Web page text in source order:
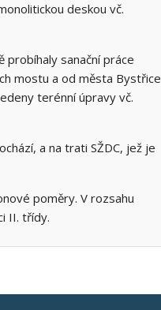
deskou vč.
probíhaly sanační práce
mostu a od města Bystřice
terénní úpravy vč.
a na trati SŽDC, jež je
poměry. V rozsahu
II. třídy.